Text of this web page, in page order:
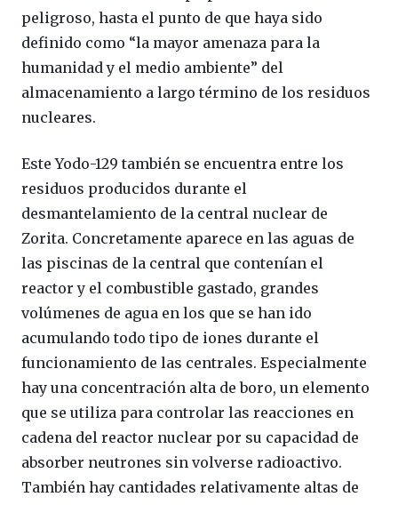
peligroso, hasta el punto de que haya sido
definido como “la mayor amenaza para la
humanidad y el medio ambiente” del
almacenamiento a largo término de los residuos
nucleares.
Este Yodo-129 también se encuentra entre los
residuos producidos durante el
desmantelamiento de la central nuclear de
Zorita. Concretamente aparece en las aguas de
las piscinas de la central que contenían el
reactor y el combustible gastado, grandes
volúmenes de agua en los que se han ido
acumulando todo tipo de iones durante el
funcionamiento de las centrales. Especialmente
hay una concentración alta de boro, un elemento
que se utiliza para controlar las reacciones en
cadena del reactor nuclear por su capacidad de
absorber neutrones sin volverse radioactivo.
También hay cantidades relativamente altas de